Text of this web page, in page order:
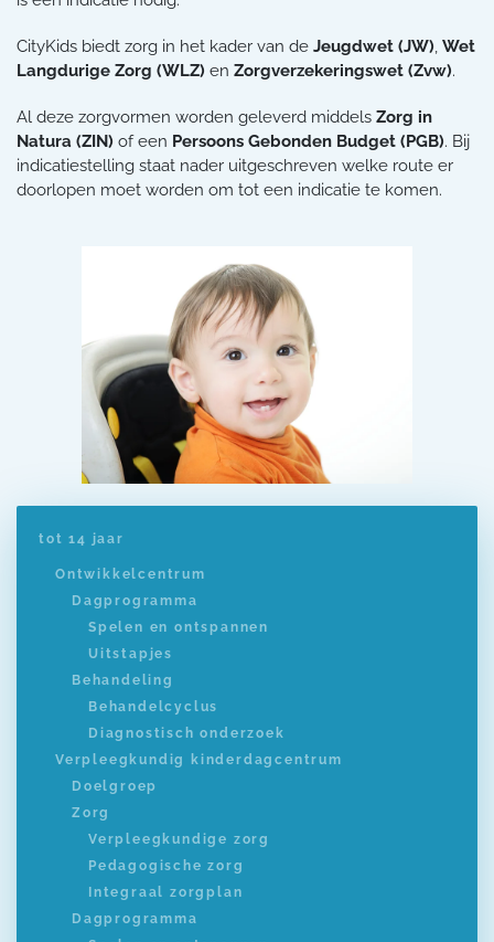
CityKids biedt zorg in het kader van de Jeugdwet (JW), Wet
Langdurige Zorg (WLZ) en Zorgverzekeringswet (Zvw).
Al deze zorgvormen worden geleverd middels Zorg in
Natura (ZIN) of een Persoons Gebonden Budget (PGB). Bij
indicatiestelling staat nader uitgeschreven welke route er
doorlopen moet worden om tot een indicatie te komen.
tot 14 jaar
Ontwikkelcentrum
Dagprogramma
Spelen en ontspannen
Uitstapjes
Behandeling
Behandelcyclus
Diagnostisch onderzoek
Verpleegkundig kinderdagcentrum
Doelgroep
Zorg
Verpleegkundige zorg
Pedagogische zorg
Integraal zorgplan
Dagprogramma